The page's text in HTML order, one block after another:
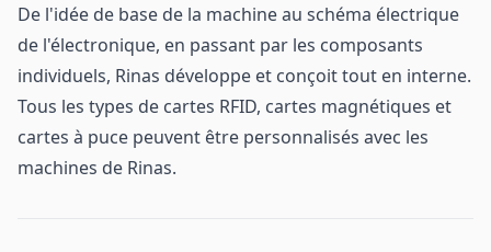
De l'idée de base de la machine au schéma électrique
de l'électronique, en passant par les composants
individuels, Rinas développe et conçoit tout en interne.
Tous les types de cartes RFID, cartes magnétiques et
cartes à puce peuvent être personnalisés avec les
machines de Rinas.